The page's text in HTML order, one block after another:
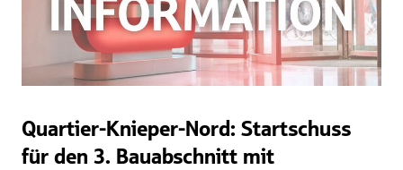
Quartier-Knieper-Nord: Startschuss
für den 3. Bauabschnitt mit